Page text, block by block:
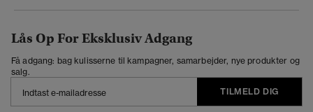
Lås Op For Eksklusiv Adgang
Få adgang: bag kulisserne til kampagner, samarbejder, nye produkter og
salg.
TILMELD DIG